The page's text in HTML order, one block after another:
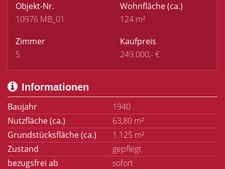
Objekt-Nr.
10976 MB_01
Wohnfläche(ca.)
124 m²
Zimmer
5
Kaufpreis
249.000,- €
Informationen
Baujahr
1940
Nutzfläche (ca.)
63,80 m²
Grundstücksfläche (ca.)
1.125 m²
Zustand
gepflegt
bezugsfrei ab
sofort